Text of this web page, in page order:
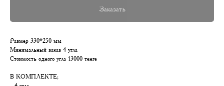
Заказать
Размер 330*250 мм
Минимальный заказ 4 угла
Стоимость одного угла 13000 тенге
В КОМПЛЕКТЕ;